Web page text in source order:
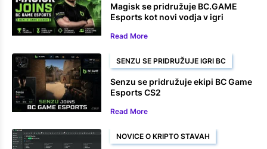
Magisk se pridružuje BC.GAME
Esports kot novi vodja v igri
Read More
SENZU SE PRIDRUŽUJE IGRI BC
Senzu se pridružuje ekipi BC Game
Esports CS2
Read More
NOVICE O KRIPTO STAVAH